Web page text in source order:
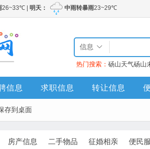
信息
热门搜索： 砀山天气砀山
信息 求职信息 转让信息
存到桌面
房产信息 二手物品 征婚相亲 便民